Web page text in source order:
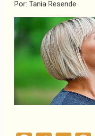
Por: Tania Resende